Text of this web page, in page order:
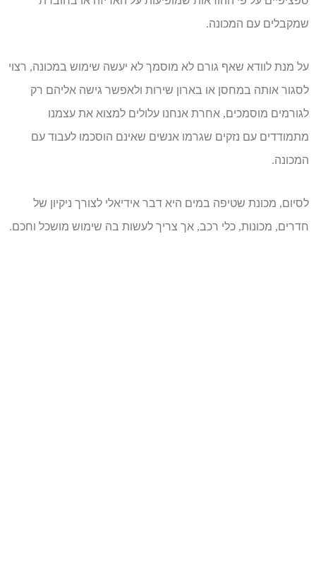
שמקבלים עם המכונה.
על מנת לוודא שאף גורם לא מוסמך לא יעשה שימוש במכונה, רצוי
לסגור אותה במחסן או בארון שירות ולאפשר גישה אליהם רק
לגורמים מוסמכים, אחרת אנחנו עלולים למצוא את עצמנו
מתמודדים עם נזקים שגרמו אנשים שאינם הוסכמו לעבוד עם
המכונה.
לסיום, מכונת שטיפה במים היא דבר אידיאלי לצורך ניקיון של
חדרים, מכונות, כלי רכב, אך צריך לעשות בה שימוש מושכל וחכם.